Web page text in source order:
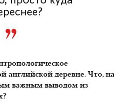
английской деревне. Что, на
важным выводом из